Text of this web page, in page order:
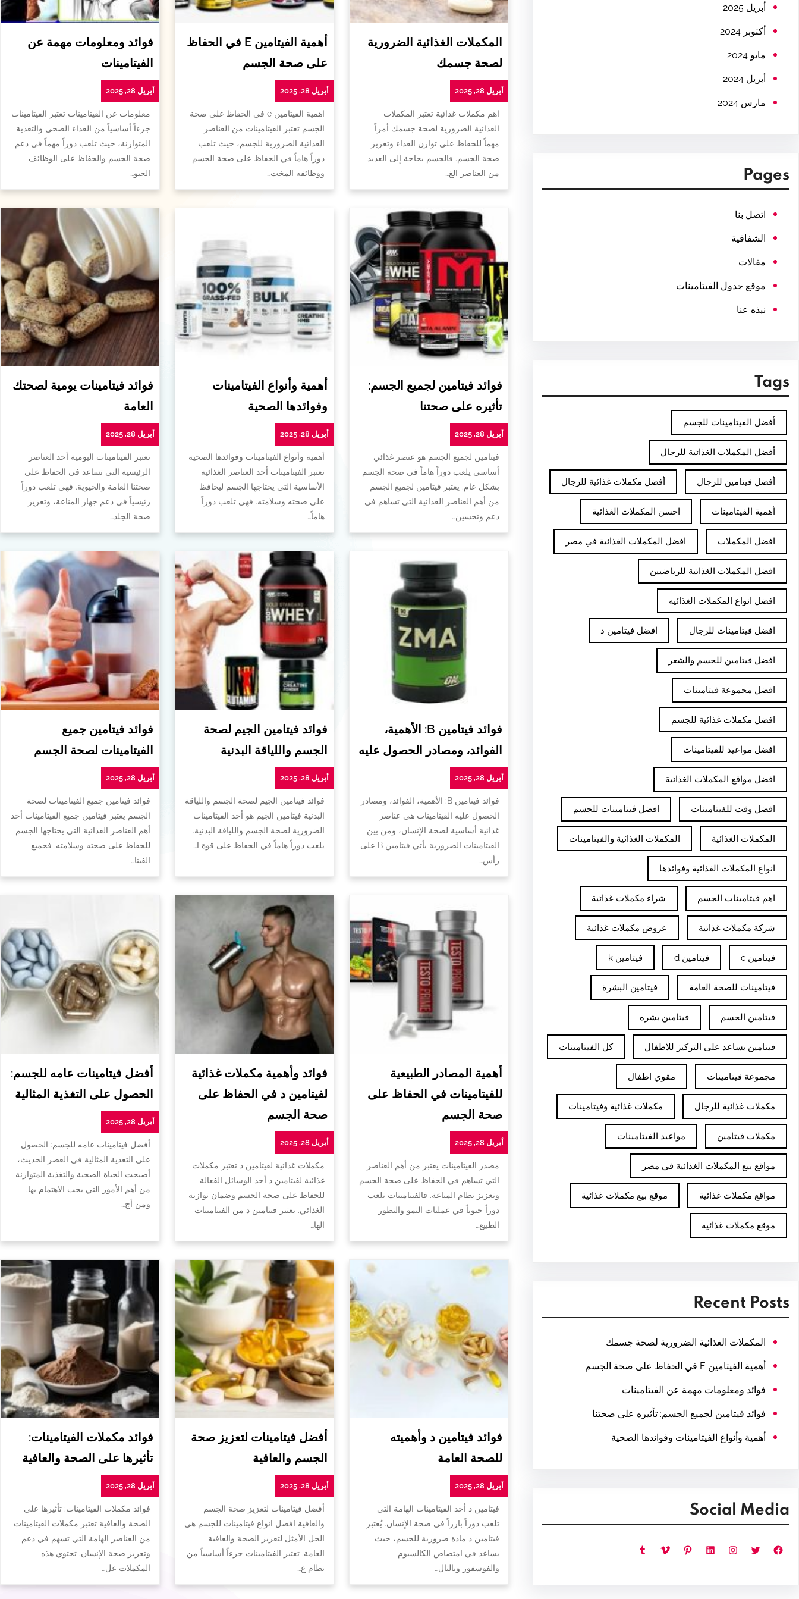
أبريل 2025
أكتوبر 2024
مايو 2024
أبريل 2024
مارس 2024
Pages
اتصل بنا
الشفافية
مقالات
موقع جدول الفيتامينات
نبذه عنا
Tags
أفضل الفيتامينات للجسم
أفضل المكملات الغذائية للرجال
أفضل فيتامين للرجال أفضل مكملات غذائية للرجال
أهمية الفيتامينات احسن المكملات الغذائية
افضل المكملات افضل المكملات الغذائية في مصر
افضل المكملات الغذائية للرياضيين
افضل انواع المكملات الغذائيه
افضل فيتامينات للرجال افضل فيتامين د
افضل فيتامين للجسم والشعر
افضل مجموعة فيتامينات
افضل مكملات غذائية للجسم
افضل مواعيد للفيتامينات
افضل مواقع المكملات الغذائية
افضل وقت للفيتامينات افضل ڤيتامينات للجسم
المكملات الغذائية المكملات الغذائية والفيتامينات
انواع المكملات الغذائية وفوائدها
اهم فيتامينات الجسم شراء مكملات غذائية
شركة مكملات غذائية عروض مكملات غذائية
فيتامين c فيتامين d فيتامين k
فيتامينات للصحة العامة فيتامين البشرة
فيتامين الجسم فيتامين بشره
فيتامين يساعد على التركيز للاطفال كل الفيتامينات
مجموعة فيتامينات مقوي اطفال
مكملات غذائية للرجال مكملات غذائية وفيتامينات
مكملات فيتامين مواعيد الفيتامينات
مواقع بيع المكملات الغذائية في مصر
مواقع مكملات غذائية موقع بيع مكملات غذائية
موقع مكملات غذائيه
Recent Posts
المكملات الغذائية الضرورية لصحة جسمك
أهمية الفيتامين E في الحفاظ على صحة الجسم
فوائد ومعلومات مهمة عن الفيتامينات
فوائد فيتامين لجميع الجسم: تأثيره على صحتنا
أهمية وأنواع الفيتامينات وفوائدها الصحية
Social Media
فيسبوك تويتر إنستجرام لينكد إن بينتريست فيميو تمبلر
المكملات الغذائية الضرورية
لصحة جسمك
أبريل 28, 2025
اهم مكملات غذائية تعتبر المكملات
الغذائية الضرورية لصحة جسمك أمراً
مهماً للحفاظ على توازن الغذاء وتعزيز
صحة الجسم. فالجسم بحاجة إلى العديد
من العناصر الغ…
أهمية الفيتامين E في الحفاظ
على صحة الجسم
أبريل 28, 2025
اهمية الفيتامين e في الحفاظ على صحة
الجسم تعتبر الفيتامينات من العناصر
الغذائية الضرورية للجسم، حيث تلعب
دوراً هاماً في الحفاظ على صحة الجسم
ووظائفه المخت…
فوائد ومعلومات مهمة عن
الفيتامينات
أبريل 28, 2025
معلومات عن الفيتامينات تعتبر الفيتامينات
جزءاً أساسياً من الغذاء الصحي والتغذية
المتوازنة، حيث تلعب دوراً مهماً في دعم
صحة الجسم والحفاظ على الوظائف
الحيو…
فوائد فيتامين لجميع الجسم:
تأثيره على صحتنا
أبريل 28, 2025
فيتامين لجميع الجسم هو عنصر غذائي
أساسي يلعب دوراً هاماً في صحة الجسم
بشكل عام. يعتبر فيتامين لجميع الجسم
من أهم العناصر الغذائية التي تساهم في
دعم وتحسين…
أهمية وأنواع الفيتامينات
وفوائدها الصحية
أبريل 28, 2025
أهمية وأنواع الفيتامينات وفوائدها الصحية
تعتبر الفيتامينات أحد العناصر الغذائية
الأساسية التي يحتاجها الجسم ليحافظ
على صحته وسلامته. فهي تلعب دوراً
هاماً…
فوائد فيتامينات يومية لصحتك
العامة
أبريل 28, 2025
تعتبر الفيتامينات اليومية أحد العناصر
الرئيسية التي تساعد في الحفاظ على
صحتنا العامة والحيوية. فهي تلعب دوراً
رئيسياً في دعم جهاز المناعة، وتعزيز
صحة الجلد…
فوائد فيتامين B: الأهمية،
الفوائد، ومصادر الحصول عليه
أبريل 28, 2025
فوائد فيتامين B: الأهمية، الفوائد، ومصادر
الحصول عليه الفيتامينات هي عناصر
غذائية أساسية لصحة الإنسان، ومن بين
الفيتامينات الضرورية يأتي فيتامين B على
رأس…
فوائد فيتامين الجيم لصحة
الجسم واللياقة البدنية
أبريل 28, 2025
فوائد فيتامين الجيم لصحة الجسم واللياقة
البدنية فيتامين الجيم هو أحد الفيتامينات
الضرورية لصحة الجسم واللياقة البدنية.
يلعب دوراً هاماً في الحفاظ على قوة ا…
فوائد فيتامين جميع
الفيتامينات لصحة الجسم
أبريل 28, 2025
فوائد فيتامين جميع الفيتامينات لصحة
الجسم يعتبر فيتامين جميع الفيتامينات أحد
أهم العناصر الغذائية التي يحتاجها الجسم
للحفاظ على صحته وسلامته. فجميع
الفيتا…
أهمية المصادر الطبيعية
للفيتامينات في الحفاظ على
صحة الجسم
أبريل 28, 2025
مصدر الفيتامينات يعتبر من أهم العناصر
التي تساهم في الحفاظ على صحة الجسم
وتعزيز نظام المناعة. فالفيتامينات تلعب
دوراً حيوياً في عمليات النمو والتطور
الطبيع…
فوائد وأهمية مكملات غذائية
لفيتامين د في الحفاظ على
صحة الجسم
أبريل 28, 2025
مكملات غذائية لفيتامين د تعتبر مكملات
غذائية لفيتامين د أحد الوسائل الفعالة
للحفاظ على صحة الجسم وضمان توازنه
الغذائي. يعتبر فيتامين د من الفيتامينات
الها…
أفضل فيتامينات عامه للجسم:
الحصول على التغذية المثالية
أبريل 28, 2025
أفضل فيتامينات عامه للجسم: الحصول
على التغذية المثالية في العصر الحديث،
أصبحت الحياة الصحية والتغذية المتوازنة
من أهم الأمور التي يجب الاهتمام بها.
ومن أج…
فوائد فيتامين د وأهميته
للصحة العامة
أبريل 28, 2025
فيتامين د أحد الفيتامينات الهامة التي
تلعب دوراً بارزاً في صحة الإنسان. يُعتبر
فيتامين د مادة ضرورية للجسم، حيث
يساعد في امتصاص الكالسيوم
والفوسفور وبالتال…
أفضل فيتامينات لتعزيز صحة
الجسم والعافية
أبريل 28, 2025
أفضل فيتامينات لتعزيز صحة الجسم
والعافية افضل انواع فيتامينات للجسم هي
الحل الأمثل لتعزيز الصحة والعافية
العامة. تعتبر الفيتامينات جزءاً أساسياً من
نظام غ…
فوائد مكملات الفيتامينات:
تأثيرها على الصحة والعافية
أبريل 28, 2025
فوائد مكملات الفيتامينات: تأثيرها على
الصحة والعافية تعتبر مكملات الفيتامينات
من العناصر الهامة التي تسهم في دعم
وتعزيز صحة الإنسان. تحتوي هذه
المكملات عل…